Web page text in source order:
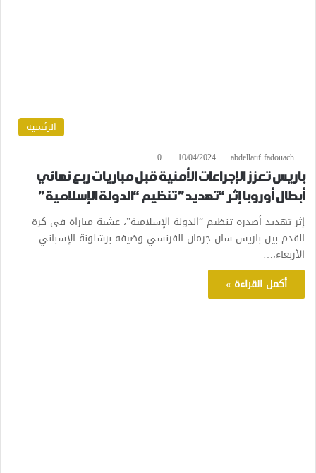
الرئسية
abdellatif fadouach
10/04/2024
0
باريس تعزز الإجراءات الأمنية قبل مباريات ربع نهائي
أبطال أوروبا إثر “تهديد” تنظيم “الدولة الإسلامية”
إثر تهديد أصدره تنظيم “الدولة الإسلامية”، عشية مباراة في كرة
القدم بين باريس سان جرمان الفرنسي وضيفه برشلونة الإسباني
الأربعاء،…
أكمل القراءة »